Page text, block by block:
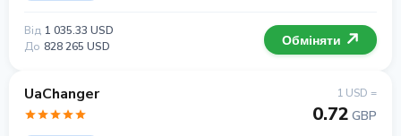
Від 1 035.33 USD
До 828 265 USD Обміняти
UaChanger 1 USD =
0.72 GBP